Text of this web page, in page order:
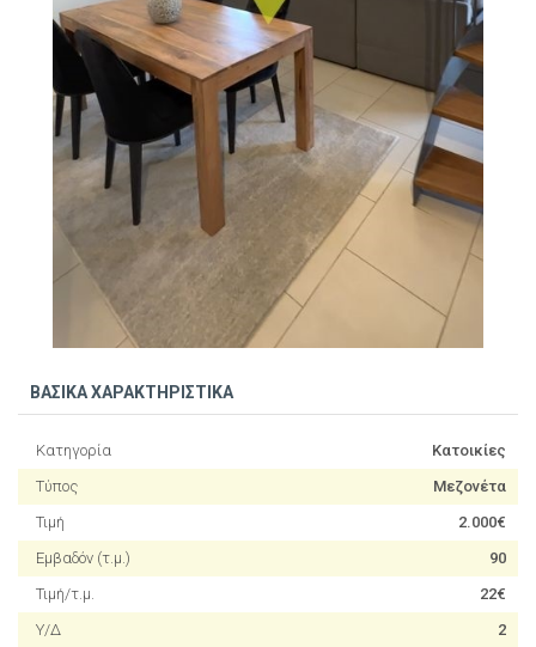
ΒΑΣΙΚΑ ΧΑΡΑΚΤΗΡΙΣΤΙΚΑ
Κατηγορία
Κατοικίες
Τύπος
Μεζονέτα
Τιμή
2.000€
Εμβαδόν (τ.μ.)
90
Τιμή/τ.μ.
22€
Υ/Δ
2